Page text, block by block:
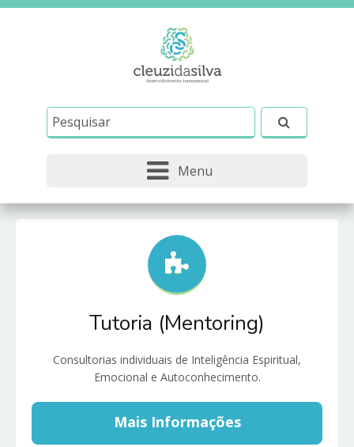
Menu
Tutoria (Mentoring)
Consultorias individuais de Inteligência Espiritual,
Emocional e Autoconhecimento.
Mais Informações
para lembrar e entender como você usa nosso
site, analisar seu uso de nossos produtos e
serviços, ajudar com nossos esforços de
marketing e fornecer conteúdo de terceiros. Leia
Política de Cookies e Privacidade.